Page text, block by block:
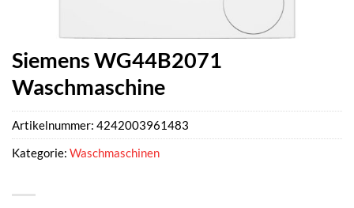
Siemens WG44B2071
Waschmaschine
Artikelnummer: 4242003961483
Kategorie: Waschmaschinen